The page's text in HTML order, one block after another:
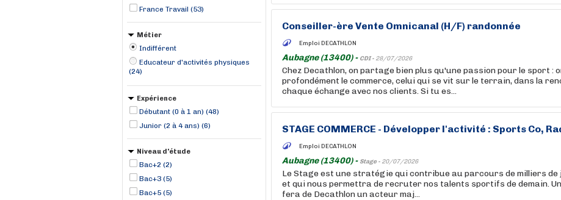
France Travail (53)
Métier
Indifférent
Educateur d'activités physiques
(24)
Expérience
Débutant (0 à 1 an) (48)
Junior (2 à 4 ans) (6)
Niveau d'étude
Bac+2 (2)
Bac+3 (5)
Bac+5 (5)
Conseiller-ère Vente Omnicanal (H/F) randonnée
Emploi DECATHLON
Aubagne (13400) - CDI - 28/07/2026
Chez Decathlon, on partage bien plus qu'une passion pour le sport :
profondément le commerce, celui qui se vit sur le terrain, dans la
chaque échange avec nos clients. Si tu es...
STAGE COMMERCE - Développer l'activité : Sports Co,
Emploi DECATHLON
Aubagne (13400) - Stage - 20/07/2026
Le Stage est une stratégie qui contribue au parcours de milliers de
et qui nous permettra de recruter nos talents sportifs de demain.
fera de Decathlon un acteur maj...